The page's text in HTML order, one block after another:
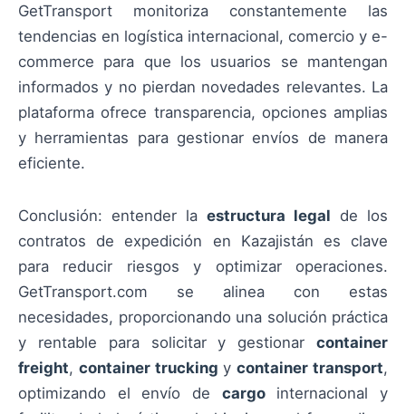
GetTransport monitoriza constantemente las
tendencias en logística internacional, comercio y e-
commerce para que los usuarios se mantengan
informados y no pierdan novedades relevantes. La
plataforma ofrece transparencia, opciones amplias
y herramientas para gestionar envíos de manera
eficiente.
Conclusión: entender la estructura legal de los
contratos de expedición en Kazajistán es clave
para reducir riesgos y optimizar operaciones.
GetTransport.com se alinea con estas
necesidades, proporcionando una solución práctica
y rentable para solicitar y gestionar container
freight, container trucking ycontainer transport,
optimizando el envío de cargointernacional y